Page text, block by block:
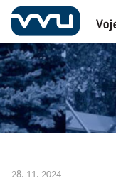
28. 11. 2024